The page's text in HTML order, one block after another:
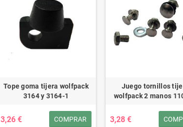
Tope goma tijera wolfpack
3164 y 3164-1
3,26 € COMPRAR
Juego tornillos
wolfpack 2 manos
3,28 €